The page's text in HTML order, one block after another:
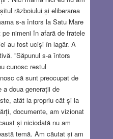
războiului și eliberarea
s-a întors la Satu Mare
nimeni în afară de fratele
au fost uciși în lagăr. A
”Săpunul s-a întors
cunosc restul
că sunt preocupat de
a doua generații de
atât la propriu cât și la
documente, am vizionat
și niciodată nu am
temă. Am căutat și am